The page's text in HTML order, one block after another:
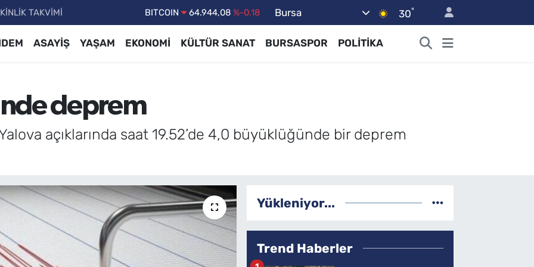
TAKVİMİ DOLAR 47,7436 %0.18
Bursa 30°
ASAYİŞ YAŞAM EKONOMİ KÜLTÜR SANAT BURSASPOR POLİTİKA
deprem
açıklarında saat 19.52’de 4,0 büyüklüğünde bir deprem
Yükleniyor...
Trend Haberler